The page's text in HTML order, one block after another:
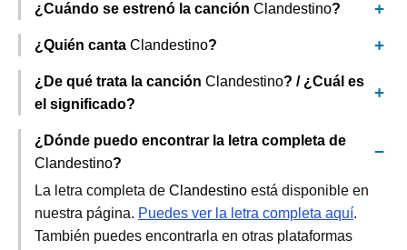
¿Cuándo se estrenó la canción Clandestino?
¿Quién canta Clandestino?
¿De qué trata la canción Clandestino? / ¿Cuál es
el significado?
¿Dónde puedo encontrar la letra completa de
Clandestino?
La letra completa de Clandestino está disponible en
nuestra página. Puedes ver la letra completa aquí.
También puedes encontrarla en otras plataformas